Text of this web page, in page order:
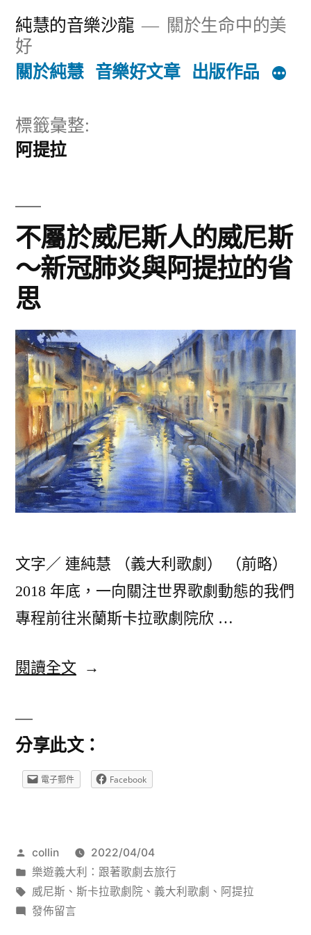
純慧的音樂沙龍
關於生命中的美
好
關於純慧 音樂好文章 出版作品
標籤彙整:
阿提拉
不屬於威尼斯人的威尼斯
～新冠肺炎與阿提拉的省
思
文字／ 連純慧 （義大利歌劇） （前略）
2018 年底，一向關注世界歌劇動態的我們
專程前往米蘭斯卡拉歌劇院欣 …
閱讀全文 〈不
威
尼
的
威
分享此文：
電子郵件 Facebook
作
者:
collin
2022/04/04
分
類:
樂遊義大利：跟著歌劇去旅行
標
籤:
威尼斯 、 斯卡拉歌劇院 、 義大利歌劇 、 阿提拉
在
發佈留言